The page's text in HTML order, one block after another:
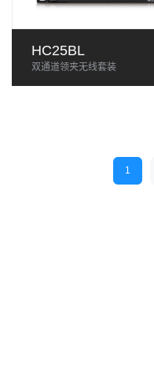
HC25BL
双通道领夹无线套装
1